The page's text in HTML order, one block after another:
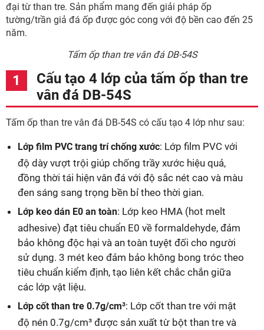
đại từ than tre. Sản phẩm mang đến giải pháp ốp
tường/trần giả đá ốp được góc cong với độ bền cao đến 25
năm.
Tấm ốp than tre vân đá DB-54S
Cấu tạo 4 lớp của tấm ốp than tre
vân đá DB-54S
Tấm ốp than tre vân đá DB-54S có cấu tạo 4 lớp như sau:
Lớp film PVC trang trí chống xước: Lớp film PVC với
độ dày vượt trội giúp chống trầy xước hiệu quả,
đồng thời tái hiện vân đá với độ sắc nét cao và màu
đen sáng sang trọng bền bỉ theo thời gian.
Lớp keo dán E0 an toàn: Lớp keo HMA (hot melt
adhesive) đạt tiêu chuẩn E0 về formaldehyde, đảm
bảo không độc hại và an toàn tuyệt đối cho người
sử dụng. 3 mét keo đảm bảo không bong tróc theo
tiêu chuẩn kiểm định, tạo liên kết chắc chắn giữa
các lớp vật liệu.
Lớp cốt than tre 0.7g/cm³: Lớp cốt than tre với mật
độ nén 0.7g/cm³ được sản xuất từ bột than tre và